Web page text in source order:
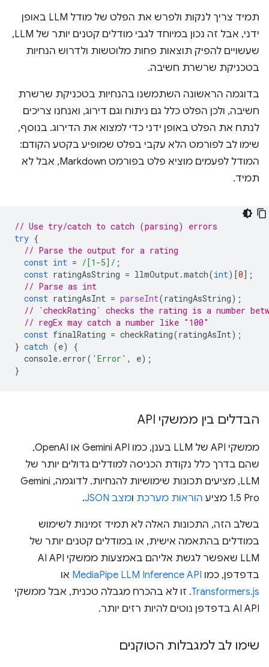
תמיד צריך לנקות ולפרש את הפלט של מודל LLM באופן
ידני, אבל זה נכון במיוחד לגבי מודלים קטנים יותר של LLM,
שעשויים להפיק תוצאות פחות מלוטשות ולדרוש הנחיות
בטכניקת שרשרת חשיבה.
בדוגמה הראשונה השתמשנו בהנחיות בטכניקת שרשרת
חשיבה, ולכן הפלט כלל גם ניתוח וגם דירוג, ואנחנו צריכים
לנתח את הפלט באופן ידני כדי למצוא את הדירוג. בנוסף,
שימו לב לפורמט הלא עקבי בפלט שמופיע בקטע הקודם:
המודל לפעמים מוציא פלט בפורמט Markdown, אבל לא
תמיד.
// Use try/catch to catch (parsing) errors
try {
// Parse the output for a rating
const int = /[1-5]/ ;
const ratingAsString = llmOutput.match(int)[0];
// Parse as int
const ratingAsInt = parseInt(ratingAsString);
// `checkRating` checks the rating is a number
// regEx may catch a number like "100"
const finalRating = checkRating(ratingAsInt);
} catch (e)
{
console. error( 'Error' , e);
}
הבדלים בין ממשקי API
ממשקי API של LLM בענן, כמו Gemini API או OpenAI,
שהם בדרך כלל נקודת הכניסה למודלים גדולים יותר של
LLM, מציעים תכונות שימושיות להנחיות. לדוגמה, Gemini
1.5 Pro מציע
הוראות מערכת ומצב JSON .
בשלב הזה, התכונות האלה לא תמיד זמינות לשימוש
במודלים בהתאמה אישית, או במודלים קטנים יותר של
LLM שאפשר לגשת אליהם באמצעות ממשקי AI API
בדפדפן, כמו MediaPipe LLM Inference API או
Transformers.js. זו לא בהכרח מגבלה טכנית, אבל ממשקי
AI API בדפדפן נוטים להיות רזים יותר.
שימו לב למגבלות הטוקנים